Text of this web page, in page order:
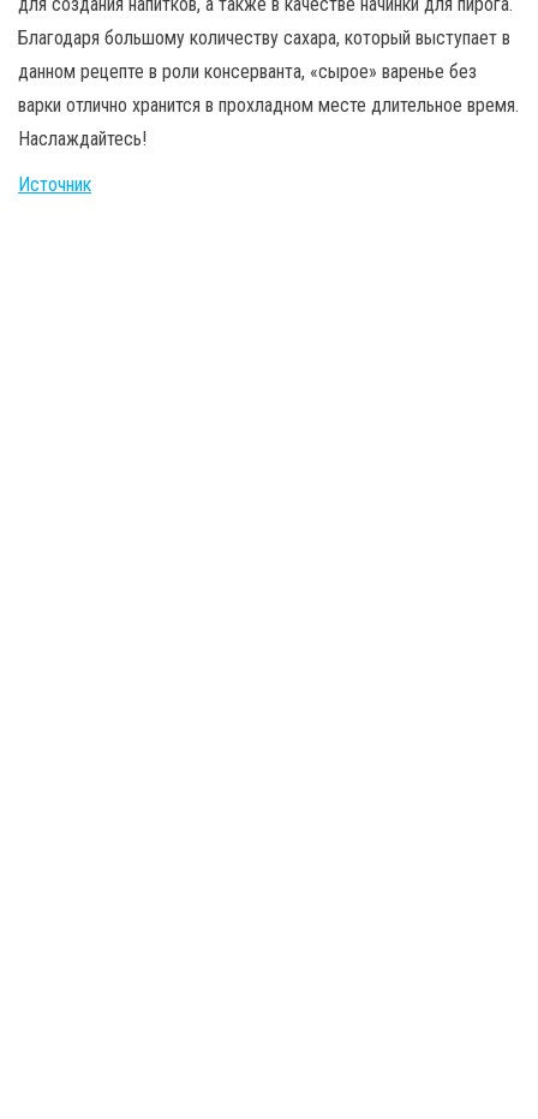
Благодаря большому количеству сахара, который выступает в
данном рецепте в роли консерванта, «сырое» варенье без
варки отлично хранится в прохладном месте длительное время.
Наслаждайтесь!
Источник